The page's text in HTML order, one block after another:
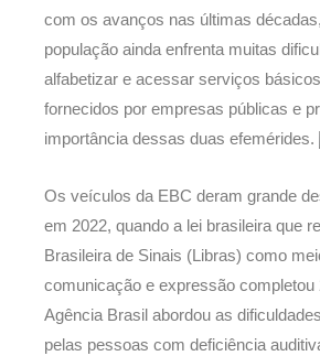
com os avanços nas últimas
população ainda enfrenta muitas
alfabetizar e acessar serviços
fornecidos por empresas públicas e
importância dessas duas efemérides.
Os veículos da EBC deram grande
em 2022, quando a lei brasileira que
Brasileira de Sinais (Libras) como
comunicação e expressão completou
Agência Brasil abordou as
pelas pessoas com deficiência